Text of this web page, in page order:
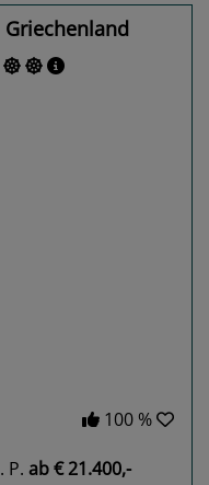
100 %
P. ab€ 21.400,-